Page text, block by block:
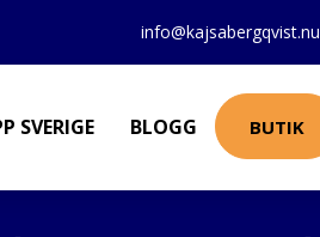
info@kajsabergqvist.nu
SVERIGE BLOGG BUTIK